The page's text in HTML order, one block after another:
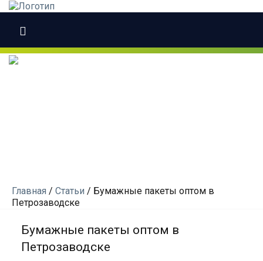
Главная / Статьи / Бумажные пакеты оптом в
Петрозаводске
Бумажные пакеты оптом в
Петрозаводске